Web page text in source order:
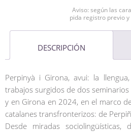
Aviso: según las
pida registro previo
DESCRIPCIÓN
Perpinyà i Girona, avui: la
trabajos surgidos de dos
y en Girona en 2024, en el marco
catalanes transfronterizos: de
Desde miradas sociolingüísticas,